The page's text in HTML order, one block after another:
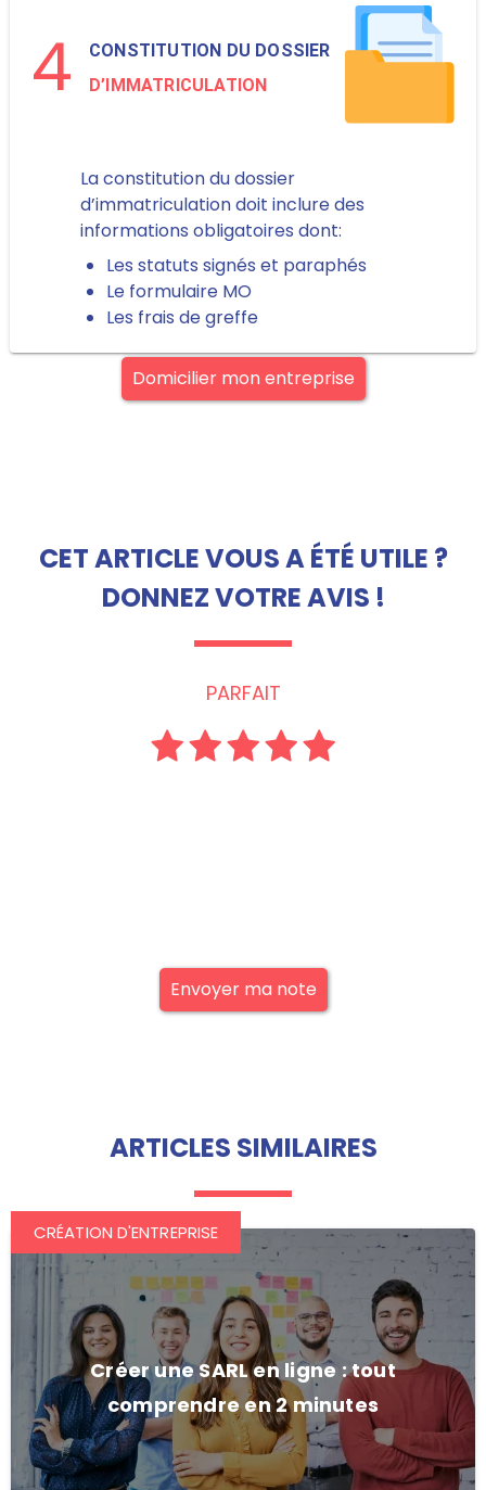
4
CONSTITUTION DU DOSSIER
D’IMMATRICULATION
La constitution du dossier
d’immatriculation doit inclure des
informations obligatoires dont:
Les statuts signés et paraphés
Le formulaire MO
Les frais de greffe
Domicilier mon entreprise
CET ARTICLE VOUS A ÉTÉ UTILE ?
DONNEZ VOTRE AVIS !
PARFAIT
Envoyer ma note
ARTICLES SIMILAIRES
Créer une SARL en ligne : tout
comprendre en 2 minutes
CRÉATION D'ENTREPRISE